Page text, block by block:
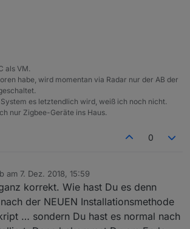
als VM.
habe, wird momentan via Radar nur der AB der
es letztendlich wird, weiß ich noch nicht.
nur Zigbee-Geräte ins Haus.
0
am 7. Dez. 2018, 15:59
editiert von
korrekt. Wie hast Du es denn
der NEUEN Installationsmethode
… sondern Du hast es normal nach